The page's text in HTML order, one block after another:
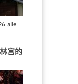
alle
宫的